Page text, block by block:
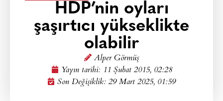
HDP’nin oyları
şaşırtıcı yükseklikte
olabilir
Alper Görmüş
Yayın tarihi: 11 Şubat 2015, 02:28
Son Değişiklik: 29 Mart 2025, 01:59